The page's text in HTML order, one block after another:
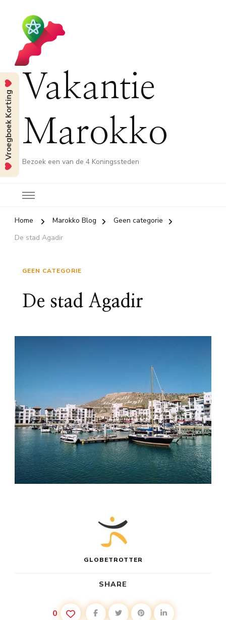
Vakantie
Marokko
Bezoek een van de 4 Koningssteden
Home Marokko Blog
Geen categorie
De stad Agadir
GEEN CATEGORIE
De stad Agadir
GLOBETROTTER
SHARE
0
Vroegboek Korting